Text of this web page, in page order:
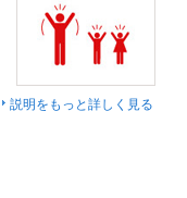
説明をもっと詳しく見る